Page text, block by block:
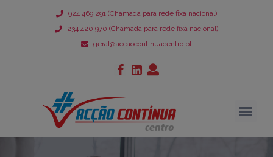
924 469 291 (Chamada para rede fixa nacional)
234 420 970 (Chamada para rede fixa nacional)
geral@accaocontinuacentro.pt